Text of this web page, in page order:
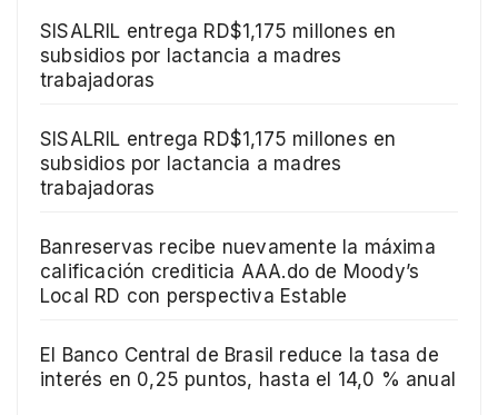
SISALRIL entrega RD$1,175 millones en
subsidios por lactancia a madres
trabajadoras
SISALRIL entrega RD$1,175 millones en
subsidios por lactancia a madres
trabajadoras
Banreservas recibe nuevamente la máxima
calificación crediticia AAA.do de Moody’s
Local RD con perspectiva Estable
El Banco Central de Brasil reduce la tasa de
interés en 0,25 puntos, hasta el 14,0 % anual